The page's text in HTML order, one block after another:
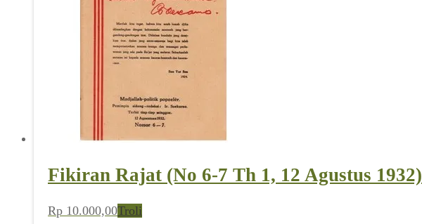
Fikiran Rajat (No 6-7 Th 1, 12 Agustus 1932)
Rp 10.000,00Troli